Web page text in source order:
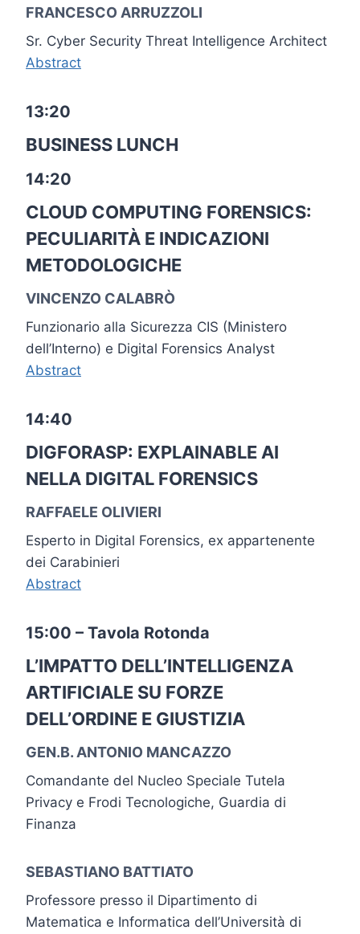
FRANCESCO ARRUZZOLI
Sr. Cyber Security Threat Intelligence Architect
Abstract
13:20
BUSINESS LUNCH
14:20
CLOUD COMPUTING FORENSICS:
PECULIARITÀ E INDICAZIONI
METODOLOGICHE
VINCENZO CALABRÒ
Funzionario alla Sicurezza CIS (Ministero
dell’Interno) e Digital Forensics Analyst
Abstract
14:40
DIGFORASP: EXPLAINABLE AI
NELLA DIGITAL FORENSICS
RAFFAELE OLIVIERI
Esperto in Digital Forensics, ex appartenente
dei Carabinieri
Abstract
15:00 – Tavola Rotonda
L’IMPATTO DELL’INTELLIGENZA
ARTIFICIALE SU FORZE
DELL’ORDINE E GIUSTIZIA
GEN.B. ANTONIO MANCAZZO
Comandante del Nucleo Speciale Tutela
Privacy e Frodi Tecnologiche, Guardia di
Finanza
SEBASTIANO BATTIATO
Professore presso il Dipartimento di
Matematica e Informatica dell’Università di